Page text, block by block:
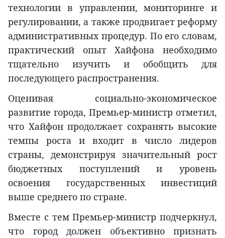
технологии в управлении, мониторинге и
регулировании, а также продвигает реформу
административных процедур. По его словам,
практический опыт Хайфона необходимо
тщательно изучить и обобщить для
последующего распространения.
Оценивая социально-экономическое
развитие города, Премьер-министр отметил,
что Хайфон продолжает сохранять высокие
темпы роста и входит в число лидеров
страны, демонстрируя значительный рост
бюджетных поступлений и уровень
освоения государственных инвестиций
выше среднего по стране.
Вместе с тем Премьер-министр подчеркнул,
что город должен объективно признать